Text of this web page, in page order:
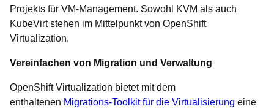
Projekts für VM-Management. Sowohl KVM als auch
KubeVirt stehen im Mittelpunkt von OpenShift
Virtualization.
Vereinfachen von Migration und Verwaltung
OpenShift Virtualization bietet mit dem
enthaltenen Migrations-Toolkit für die Virtualisierung eine